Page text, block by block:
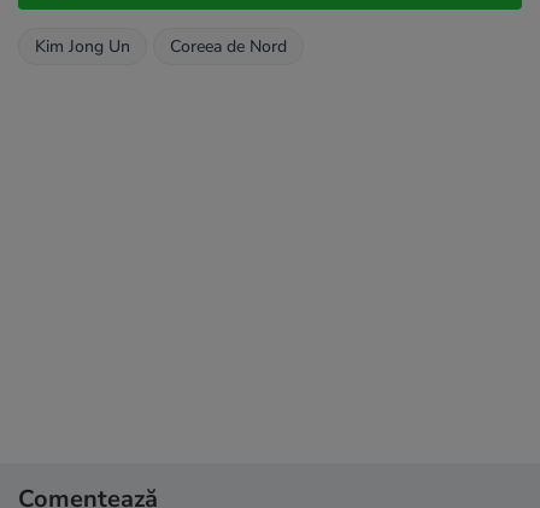
Kim Jong Un Coreea de Nord
Comentează